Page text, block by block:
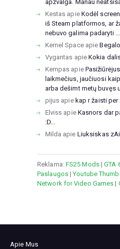
apzvalga. Manau
Kestas apie Kodėl
iš Steam platformos, ar
nebuvo galima padaryti ...
Kernel Spaceapie
Vygantas apieKokia
Kempas apie
laikmečius, jaučiuosi
arba dešimt metų buvęs
pijus apie kap r žaisti per
Elviss apie Kasnors dar
:D...
Milda apie Liuksiskas
Reklama: FS25 Mods|GTA
Paslaugos|Youtube
Network for Video Games |
Apie Mus